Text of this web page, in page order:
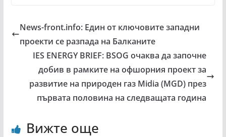
News-front.info: Един от ключовите западни
проекти се разпада на Балканите
IES ENERGY BRIEF: BSOG очаква да започне
добив в рамките на офшорния проект за
развитие на природен газ Midia (MGD) през
първата половина на следващата година
Вижте още